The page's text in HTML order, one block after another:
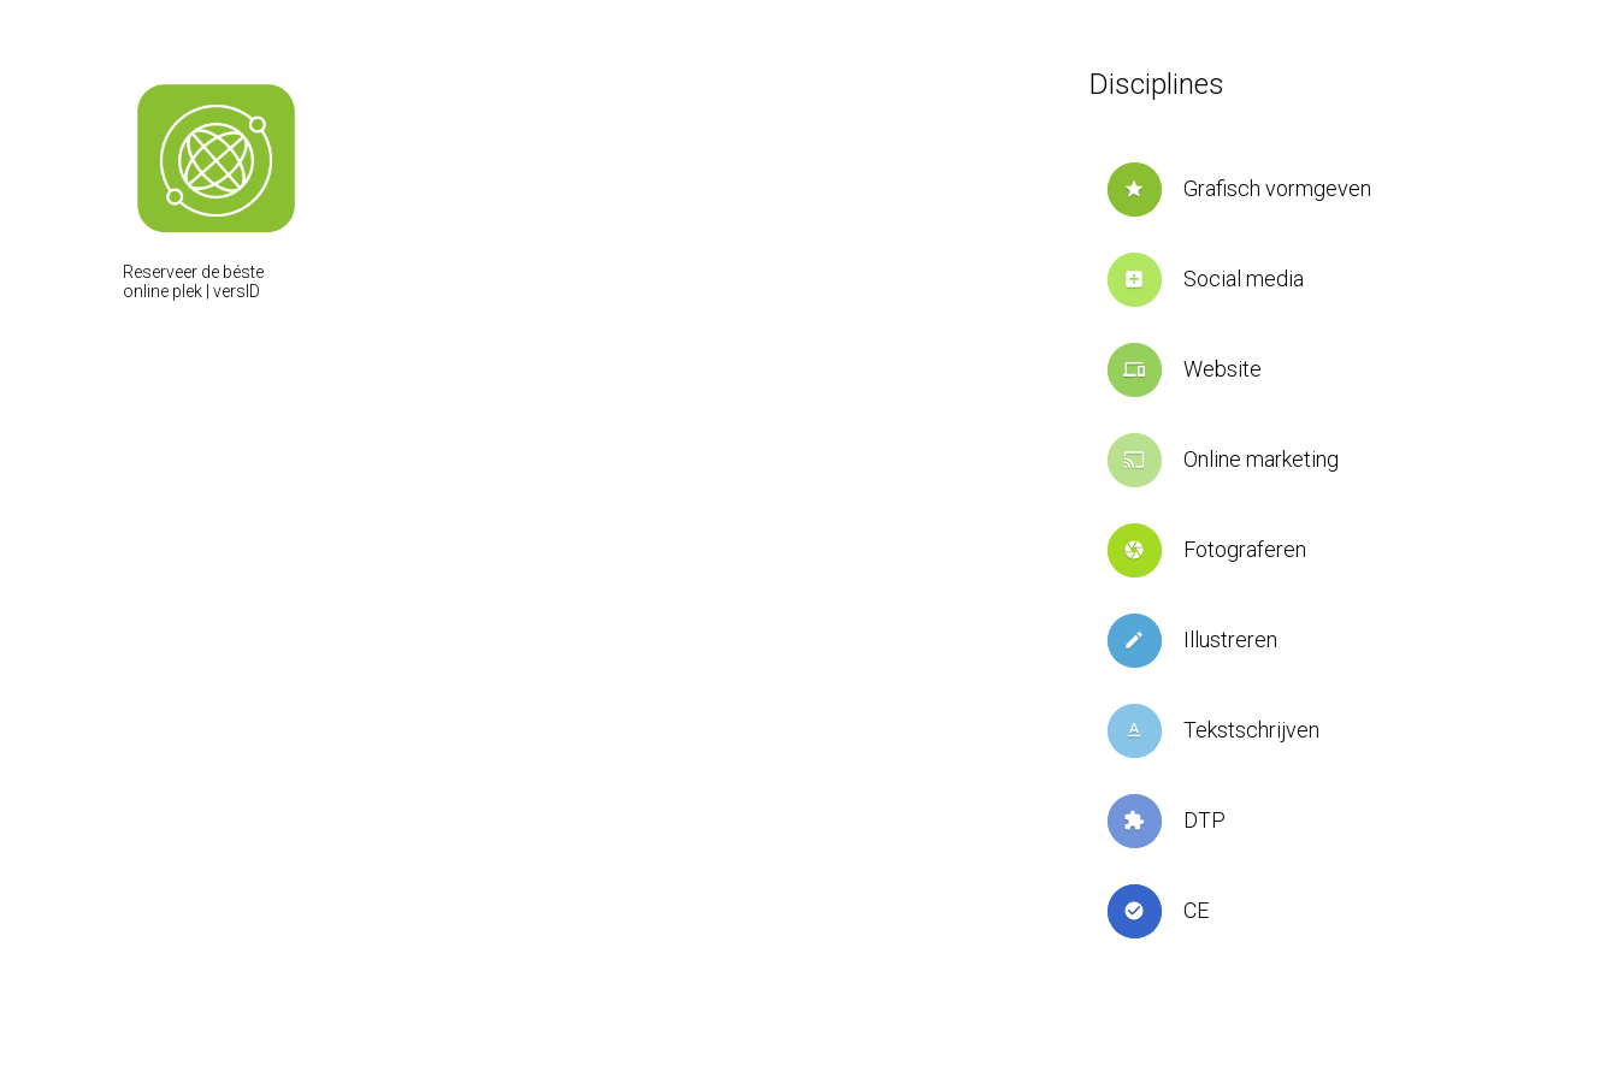
Reserveer de béste
online plek | versID
Disciplines
star Grafisch vormgeven
add_box Social media
devices Website
cast Online marketing
camera Fotograferen
create Illustreren
text_format Tekstschrijven
extension DTP
check_circle CE